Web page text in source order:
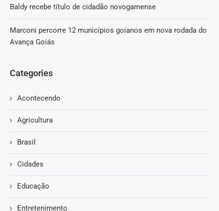
Baldy recebe título de cidadão novogamense
Marconi percorre 12 municípios goianos em nova rodada do
Avança Goiás
Categories
Acontecendo
Agricultura
Brasil
Cidades
Educação
Entretenimento